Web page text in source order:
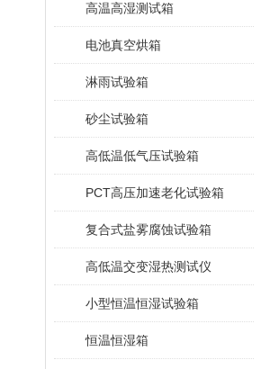
高温高湿测试箱
电池真空烘箱
淋雨试验箱
砂尘试验箱
高低温低气压试验箱
PCT高压加速老化试验箱
复合式盐雾腐蚀试验箱
高低温交变湿热测试仪
小型恒温恒湿试验箱
恒温恒湿箱